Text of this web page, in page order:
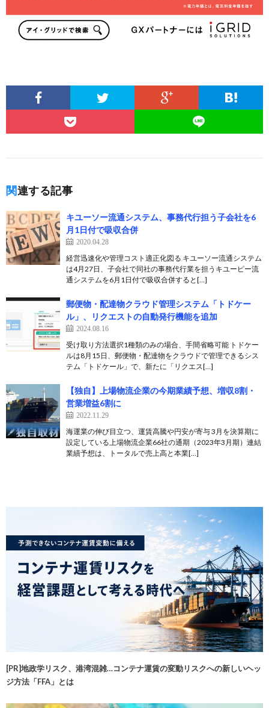
関連する記事
キユーソー流通システム、事務代行担う子会社を6
月1日付で吸収合併
2020.04.28
経営迅速化や管理コスト適正化図る キユーソー流通システム
は4月27日、子会社で同社の事務代行業を担うキユーピー流
通システムを6月1日付で吸収合併すると[…]
郵便物・配達物クラウド管理システム「トドケー
ル」、リクエストの自動発行機能を追加
2024.08.16
受け取り方法選択1種類のみの場合、手間省略可能 トドケー
ルは8月15日、郵便物・配達物をクラウドで管理できるシス
テム「トドケール」で、新たに「リクエス[…]
【独自】上場物流企業の今期業績予想、増収8割・
営業増益6割に
2022.11.29
海運業の伸び目立つ、運賃高騰や円安が寄与 3月を決算期に
設定している上場物流企業66社の通期（2023年3月期）連結
業績予想は、トータルで売上高と本業[…]
[PR]地政学リスク、港湾混雑…コンテナ運賃の変動リスクへの新しいヘッ
ジ方法「FFA」とは